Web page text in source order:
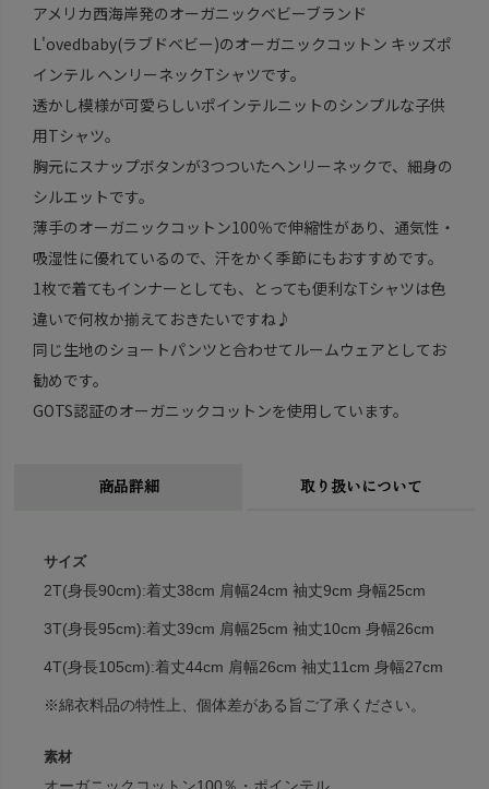
アメリカ西海岸発のオーガニックベビーブランド
L'ovedbaby(ラブドベビー)のオーガニックコットン キッズポ
インテル ヘンリーネックTシャツです。
透かし模様が可愛らしいポインテルニットのシンプルな子供
用Tシャツ。
胸元にスナップボタンが3つついたヘンリーネックで、細身の
シルエットです。
薄手のオーガニックコットン100％で伸縮性があり、通気性・
吸湿性に優れているので、汗をかく季節にもおすすめです。
1枚で着てもインナーとしても、とっても便利なTシャツは色
違いで何枚か揃えておきたいですね♪
同じ生地のショートパンツと合わせてルームウェアとしてお
勧めです。
GOTS認証のオーガニックコットンを使用しています。
商品詳細 取り扱いについて
サイズ
2T(身長90cm):着丈38cm 肩幅24cm 袖丈9cm 身幅25cm
3T(身長95cm):着丈39cm 肩幅25cm 袖丈10cm 身幅26cm
4T(身長105cm):着丈44cm 肩幅26cm 袖丈11cm 身幅27cm
※綿衣料品の特性上、個体差がある旨ご了承ください。
素材
オーガニックコットン100％・ポインテル